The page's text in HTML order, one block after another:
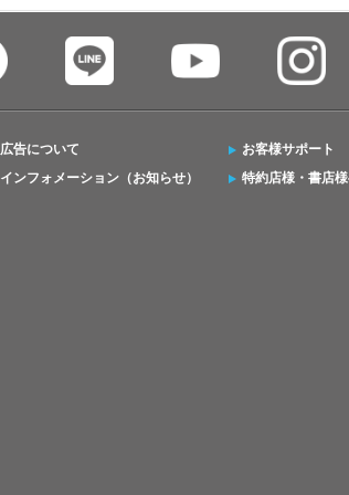
広告について
インフォメーション（お知らせ）
お客様サポート
特約店様・書店